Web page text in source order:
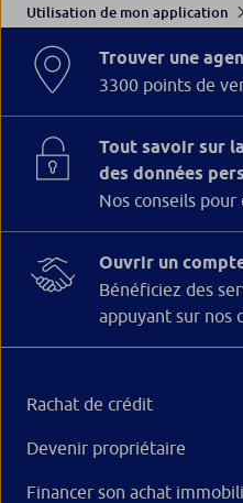
Utilisation de mon application
Trouver une
3300 points de
Tout savoir sur
des données
Nos conseils
Ouvrir un
Bénéficiez des
appuyant sur nos
Rachat de crédit
Devenir propriétaire
Financer son achat